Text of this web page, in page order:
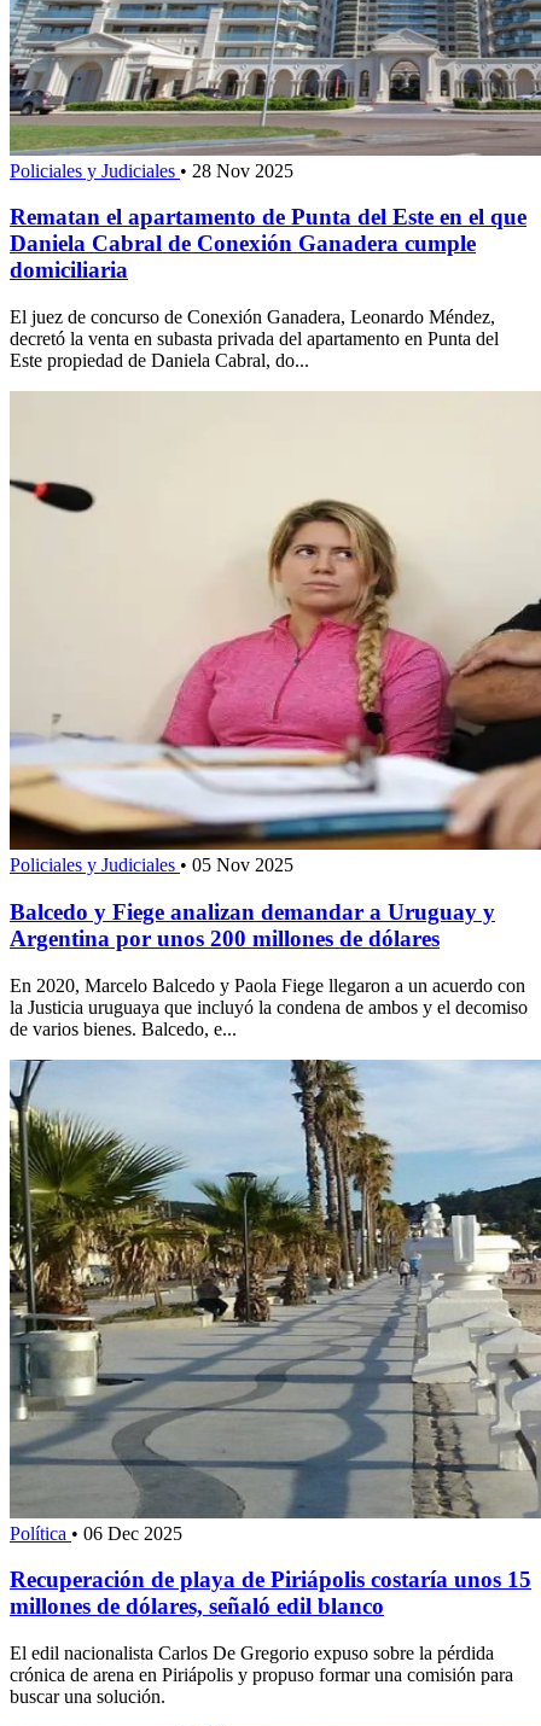
Policiales y Judiciales • 28 Nov 2025
Rematan el apartamento de Punta del Este en el que
Daniela Cabral de Conexión Ganadera cumple
domiciliaria
El juez de concurso de Conexión Ganadera, Leonardo Méndez,
decretó la venta en subasta privada del apartamento en Punta del
Este propiedad de Daniela Cabral, do...
Policiales y Judiciales • 05 Nov 2025
Balcedo y Fiege analizan demandar a Uruguay y
Argentina por unos 200 millones de dólares
En 2020, Marcelo Balcedo y Paola Fiege llegaron a un acuerdo con
la Justicia uruguaya que incluyó la condena de ambos y el decomiso
de varios bienes. Balcedo, e...
Política • 06 Dec 2025
Recuperación de playa de Piriápolis costaría unos 15
millones de dólares, señaló edil blanco
El edil nacionalista Carlos De Gregorio expuso sobre la pérdida
crónica de arena en Piriápolis y propuso formar una comisión para
buscar una solución.